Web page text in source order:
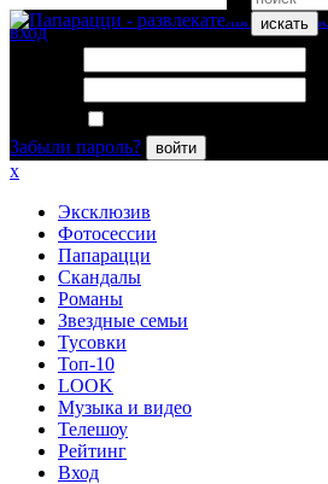
искать
вход
Забыли пароль?
войти
x
Эксклюзив
Фотосессии
Папарацци
Скандалы
Романы
Звездные семьи
Тусовки
Топ-10
LOOK
Музыка и видео
Телешоу
Рейтинг
Вход